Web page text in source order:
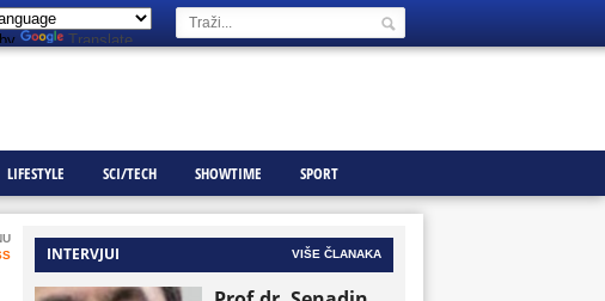
Translate
LIFESTYLE SCI/TECH SHOWTIME SPORT
INTERVJUI VIŠE ČLANAKA